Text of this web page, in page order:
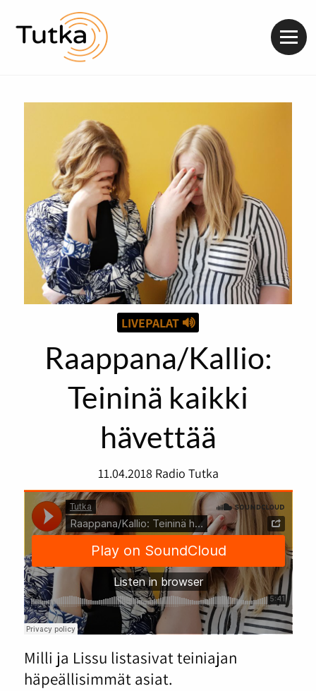
LIVEPALAT
Raappana/Kallio:
Teininä kaikki
hävettää
11.04.2018 Radio Tutka
Milli ja Lissu listasivat teiniajan
häpeällisimmät asiat.